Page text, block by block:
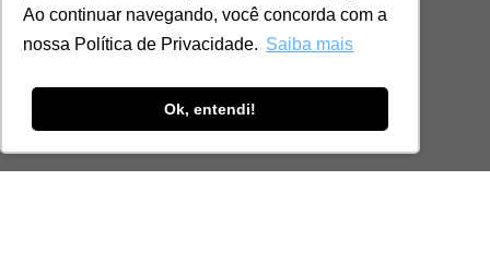
Ao continuar navegando, você concorda com a
nossa Política de Privacidade. Saiba mais
Ok, entendi!